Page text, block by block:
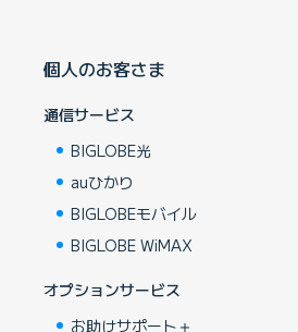
個人のお客さま
通信サービス
BIGLOBE光
auひかり
BIGLOBEモバイル
BIGLOBE WiMAX
オプションサービス
お助けサポート＋